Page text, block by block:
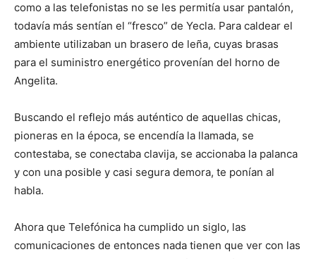
como a las telefonistas no se les permitía usar pantalón,
todavía más sentían el “fresco” de Yecla. Para caldear el
ambiente utilizaban un brasero de leña, cuyas brasas
para el suministro energético provenían del horno de
Angelita.
Buscando el reflejo más auténtico de aquellas chicas,
pioneras en la época, se encendía la llamada, se
contestaba, se conectaba clavija, se accionaba la palanca
y con una posible y casi segura demora, te ponían al
habla.
Ahora que Telefónica ha cumplido un siglo, las
comunicaciones de entonces nada tienen que ver con las